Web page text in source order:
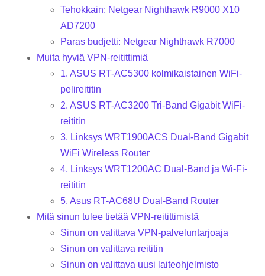
Tehokkain: Netgear Nighthawk R9000 X10
AD7200
Paras budjetti: Netgear Nighthawk R7000
Muita hyviä VPN-reitittimiä
1. ASUS RT-AC5300 kolmikaistainen WiFi-
pelireititin
2. ASUS RT-AC3200 Tri-Band Gigabit WiFi-
reititin
3. Linksys WRT1900ACS Dual-Band Gigabit
WiFi Wireless Router
4. Linksys WRT1200AC Dual-Band ja Wi-Fi-
reititin
5. Asus RT-AC68U Dual-Band Router
Mitä sinun tulee tietää VPN-reitittimistä
Sinun on valittava VPN-palveluntarjoaja
Sinun on valittava reititin
Sinun on valittava uusi laiteohjelmisto